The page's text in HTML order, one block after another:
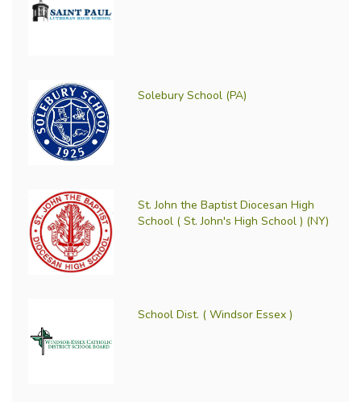
Solebury School (PA)
St. John the Baptist Diocesan High
School ( St. John's High School ) (NY)
School Dist. ( Windsor Essex )